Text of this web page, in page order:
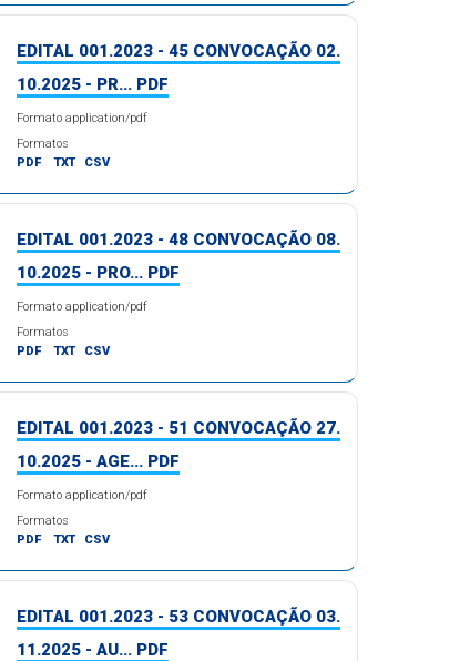
EDITAL 001.2023 - 45 CONVOCAÇÃO 02.
10.2025 - PR... PDF
Formato application/pdf
Formatos
PDF
TXT CSV
EDITAL 001.2023 - 48 CONVOCAÇÃO 08.
10.2025 - PRO... PDF
Formato application/pdf
Formatos
PDF
TXT CSV
EDITAL 001.2023 - 51 CONVOCAÇÃO 27.
10.2025 - AGE... PDF
Formato application/pdf
Formatos
PDF
TXT CSV
EDITAL 001.2023 - 53 CONVOCAÇÃO 03.
11.2025 - AU... PDF